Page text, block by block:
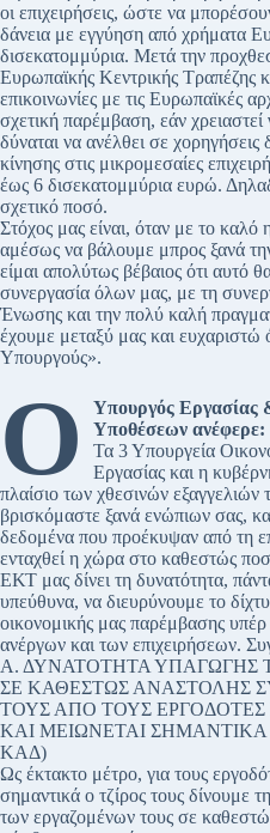
οι επιχειρήσεις, ώστε να
δάνεια με εγγύηση από χρήματα
δισεκατομμύρια. Μετά την
Ευρωπαϊκής Κεντρικής Τραπέζης
επικοινωνίες με τις Ευρωπαϊκές
σχετική παρέμβαση, εάν χρειαστεί
δύναται να ανέλθει σε χορηγήσεις
κίνησης στις μικρομεσαίες
έως 6 δισεκατομμύρια ευρώ.
σχετικό ποσό.
Στόχος μας είναι, όταν με το καλό
αμέσως να βάλουμε μπρος ξανά
είμαι απολύτως βέβαιος ότι αυτό
συνεργασία όλων μας, με τη
Ένωσης και την πολύ καλή
έχουμε μεταξύ μας και ευχαριστώ
Υπουργούς».
Ο
Υπουργός Εργασίας
Υποθέσεων ανέφερε:
Τα 3 Υπουργεία
Εργασίας και η
πλαίσιο των χθεσινών
βρισκόμαστε ξανά ενώπιων σας,
δεδομένα που προέκυψαν από τη
ενταχθεί η χώρα στο καθεστώς
ΕΚΤ μας δίνει τη δυνατότητα,
υπεύθυνα, να διευρύνουμε το
οικονομικής μας παρέμβασης
ανέργων και των επιχειρήσεων.
Α. ΔΥΝΑΤΟΤΗΤΑ ΥΠΑΓΩΓΗΣ
ΣΕ ΚΑΘΕΣΤΩΣ ΑΝΑΣΤΟΛΗΣ
ΤΟΥΣ ΑΠΟ ΤΟΥΣ
ΚΑΙ ΜΕΙΩΝΕΤΑΙ ΣΗΜΑΝΤΙΚΑ
ΚΑΔ)
Ως έκτακτο μέτρο, για τους
σημαντικά ο τζίρος τους δίνουμε
των εργαζομένων τους σε